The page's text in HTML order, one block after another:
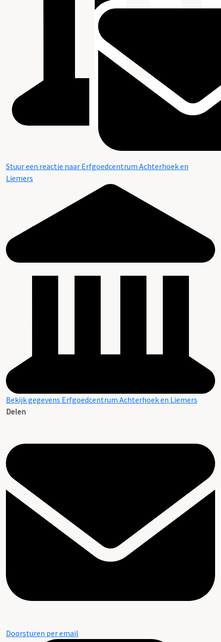
Stuur een reactie naar Erfgoedcentrum Achterhoek en
Liemers
Bekijk gegevens Erfgoedcentrum Achterhoek en Liemers
Delen
Doorsturen per email